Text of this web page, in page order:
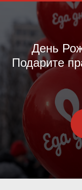
День
Подарите